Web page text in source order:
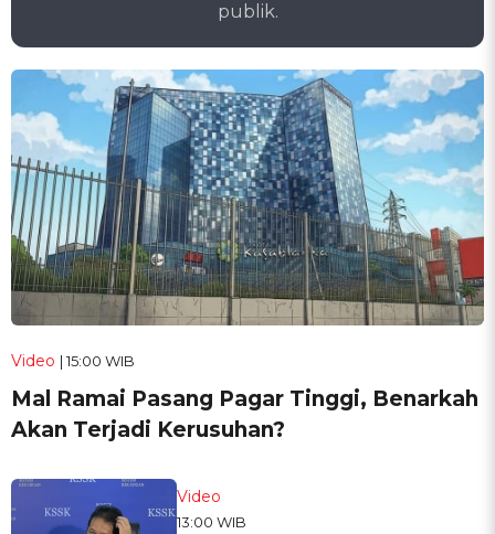
publik.
Video | 15:00 WIB
Mal Ramai Pasang Pagar Tinggi, Benarkah
Akan Terjadi Kerusuhan?
Video
13:00 WIB